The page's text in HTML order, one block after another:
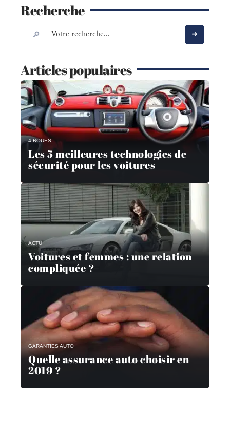
Recherche
Articles populaires
4 ROUES
Les 5 meilleures technologies de
sécurité pour les voitures
ACTU
Voitures et femmes : une relation
compliquée ?
GARANTIES AUTO
Quelle assurance auto choisir en
2019 ?